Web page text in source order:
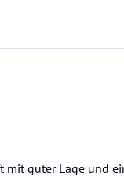
mit guter Lage und